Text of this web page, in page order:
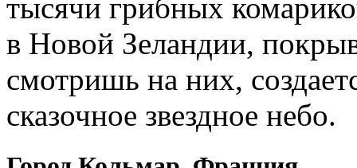
тысячи грибных
в Новой Зеландии,
смотришь на них,
сказочное звездное небо.